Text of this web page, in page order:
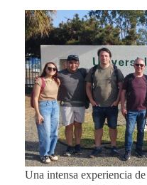
Una intensa experiencia